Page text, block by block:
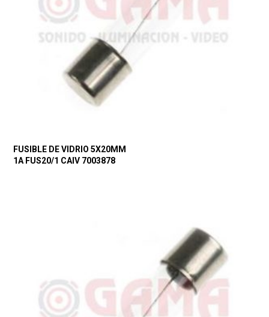
FUSIBLE DE VIDRIO 5X20MM
1A FUS20/1 CAIV 7003878